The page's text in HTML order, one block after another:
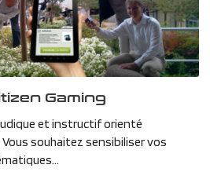
Gaming
et instructif orienté
souhaitez sensibiliser vos